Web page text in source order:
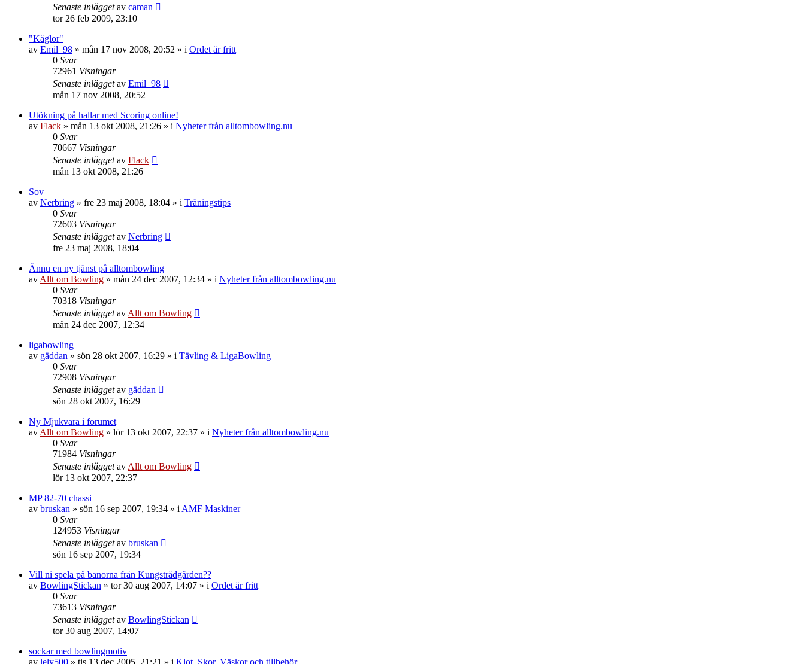
Senaste inläggetav caman
tor 26 feb 2009, 23:10
"Käglor"
av Emil_98 » mån 17 nov 2008, 20:52 » i Ordet är fritt
0 Svar
72961 Visningar
Senaste inläggetav Emil_98
mån 17 nov 2008, 20:52
Utökning på hallar med Scoring online!
av Flack » mån 13 okt 2008, 21:26 » i Nyheter från alltombowling.nu
0 Svar
70667 Visningar
Senaste inläggetav Flack
mån 13 okt 2008, 21:26
Sov
av Nerbring » fre 23 maj 2008, 18:04 » i Träningstips
0 Svar
72603 Visningar
Senaste inläggetav Nerbring
fre 23 maj 2008, 18:04
Ännu en ny tjänst på alltombowling
av Allt om Bowling » mån 24 dec 2007, 12:34 » i Nyheter från alltombowling.nu
0 Svar
70318 Visningar
Senaste inläggetav Allt om Bowling
mån 24 dec 2007, 12:34
ligabowling
av gäddan » sön 28 okt 2007, 16:29 » i Tävling & LigaBowling
0 Svar
72908 Visningar
Senaste inläggetav gäddan
sön 28 okt 2007, 16:29
Ny Mjukvara i forumet
av Allt om Bowling » lör 13 okt 2007, 22:37 » i Nyheter från alltombowling.nu
0 Svar
71984 Visningar
Senaste inläggetav Allt om Bowling
lör 13 okt 2007, 22:37
MP 82-70 chassi
av bruskan » sön 16 sep 2007, 19:34 » i AMF Maskiner
0 Svar
124953 Visningar
Senaste inläggetav bruskan
sön 16 sep 2007, 19:34
Vill ni spela på banorna från Kungsträdgården??
av BowlingStickan » tor 30 aug 2007, 14:07 » i Ordet är fritt
0 Svar
73613 Visningar
Senaste inläggetav BowlingStickan
tor 30 aug 2007, 14:07
sockar med bowlingmotiv
av lely500 » tis 13 dec 2005, 21:21 » i Klot, Skor, Väskor och tillbehör